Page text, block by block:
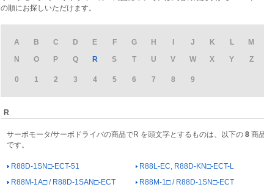
の順にお探しいただけます。
A B C D E F G H I J K L
M
N
O P Q R S T U V W X Y Z
0 1 2 3 4 5 6 7 8 9
R
サーボモータ/サーボドライバの商品でR を頭文字とするものは、以下の 8 商
です。
R88D-1SN□-ECT-51
R88L-EC, R88D-KN□-ECT-L
R88M-1A□ / R88D-1SAN□-ECT
R88M-1□ / R88D-1SN□-ECT